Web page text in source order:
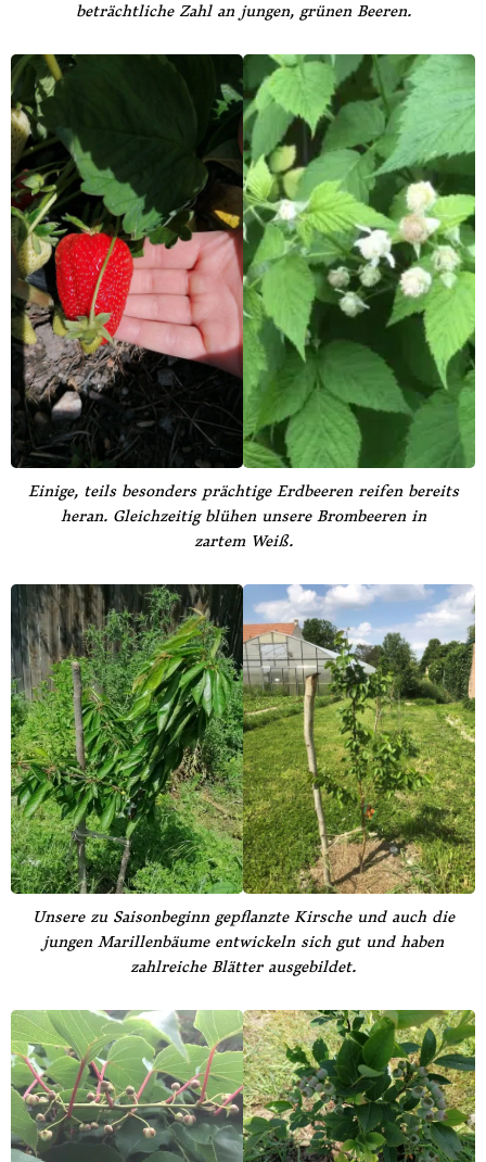
beträchtliche Zahl an jungen, grünen Beeren.
Einige, teils besonders prächtige Erdbeeren reifen bereits
heran. Gleichzeitig blühen unsere Brombeeren in
zartem Weiß.
Unsere zu Saisonbeginn gepflanzte Kirsche und auch die
jungen Marillenbäume entwickeln sich gut und haben
zahlreiche Blätter ausgebildet.